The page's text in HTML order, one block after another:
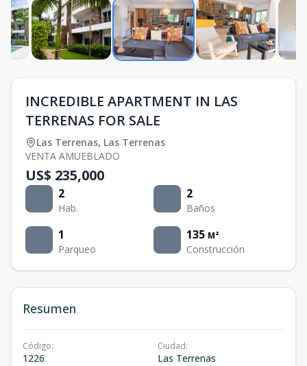
INCREDIBLE APARTMENT IN LAS
TERRENAS FOR SALE
Las Terrenas, Las Terrenas
VENTA AMUEBLADO
US$ 235,000
2
Hab.
2
Baños
1
Parqueo
135 M²
Construcción
Resumen
Código:
1226
Ciudad:
Las Terrenas